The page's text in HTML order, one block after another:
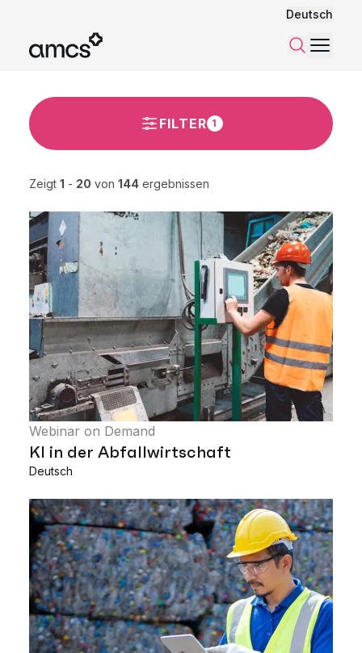
Deutsch
Suchen
Menü
FILTER 1
Zeigt 1 - 20 von 144 ergebnissen
Webinar on Demand
KI in der Abfallwirtschaft
Deutsch